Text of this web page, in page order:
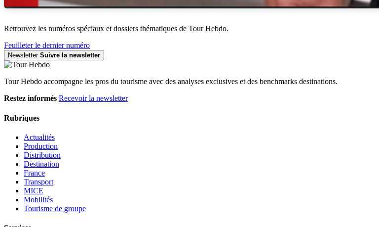
Retrouvez les numéros spéciaux et dossiers thématiques de Tour Hebdo.
Feuilleter le dernier numéro
Newsletter Suivre la newsletter
Tour Hebdo accompagne les pros du tourisme avec des analyses exclusives et des benchmarks destinations.
Restez informés Recevoir la newsletter
Rubriques
Actualités
Production
Distribution
Destination
France
Transport
MICE
Mobilités
Tourisme de groupe